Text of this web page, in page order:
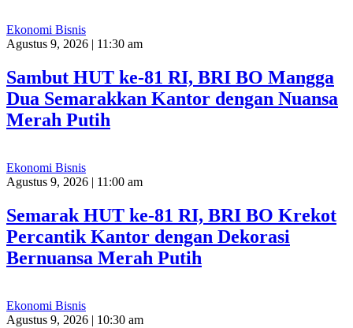
Ekonomi Bisnis
Agustus 9, 2026 | 11:30 am
Sambut HUT ke-81 RI, BRI BO Mangga
Dua Semarakkan Kantor dengan Nuansa
Merah Putih
Ekonomi Bisnis
Agustus 9, 2026 | 11:00 am
Semarak HUT ke-81 RI, BRI BO Krekot
Percantik Kantor dengan Dekorasi
Bernuansa Merah Putih
Ekonomi Bisnis
Agustus 9, 2026 | 10:30 am